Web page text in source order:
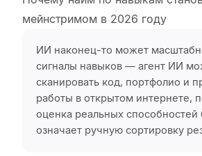
мейнстримом в 2026 году
ИИ наконец-то может
сигналы навыков — агент ИИ
сканировать код, портфолио и
работы в открытом интернете,
оценка реальных
означает ручную сортировку